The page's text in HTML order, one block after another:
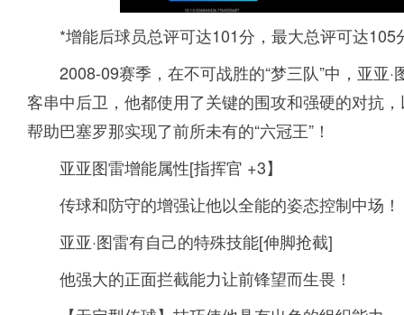
*增能后球员总评可达101分，最大总评可达105
2008-09赛季，在不可战胜的“梦三队”中，亚亚
客串中后卫，他都使用了关键的围攻和强硬的对抗
帮助巴塞罗那实现了前所未有的“六冠王”！
亚亚图雷增能属性[指挥官 +3】
传球和防守的增强让他以全能的姿态控制中场！
亚亚·图雷有自己的特殊技能[伸脚抢截]
他强大的正面拦截能力让前锋望而生畏！